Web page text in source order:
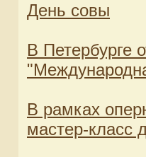
День совы
В Петербурге
В рамках
мастер-класс